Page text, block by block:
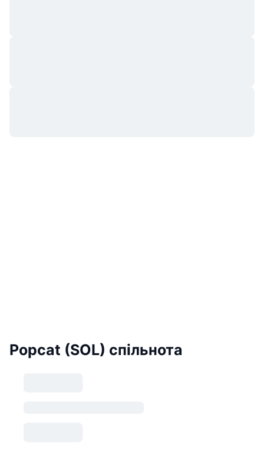
Popcat (SOL) спільнота